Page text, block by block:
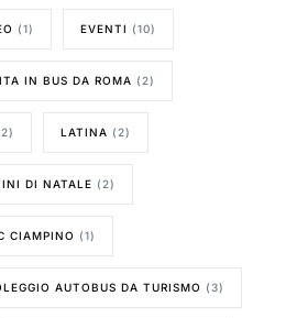
(1) EVENTI (10)
IN BUS DA ROMA (2)
LATINA (2)
DI NATALE (2)
CIAMPINO (1)
AUTOBUS DA TURISMO (3)